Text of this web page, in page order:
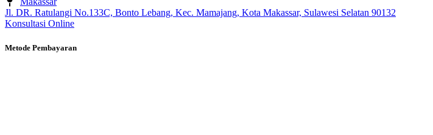
Jl. DR. Ratulangi No.133C, Bonto Lebang, Kec. Mamajang, Kota Makassar, Sulawesi Selatan 90132
Konsultasi Online
Metode Pembayaran